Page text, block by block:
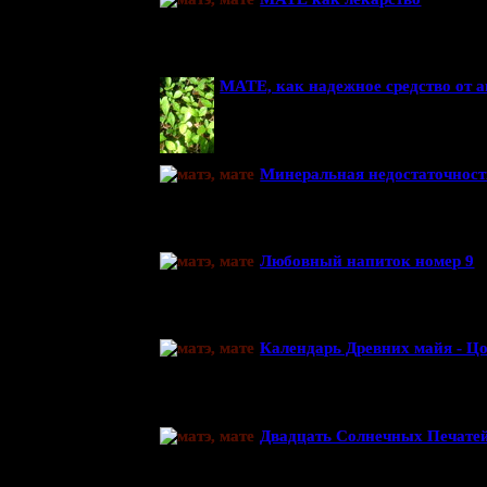
МАТЕ, как надежное средство от
Минеральная
Любовный напиток номер 9
Календарь Древних майя -
Двадцать Солнечных